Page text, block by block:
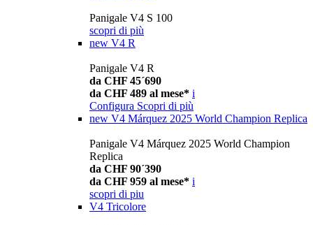
Panigale V4 S 100
scopri di più
new V4 R
Panigale V4 R
da CHF 45´690
da CHF 489 al mese* i
Configura Scopri di più
new V4 Márquez 2025 World Champion Replica
Panigale V4 Márquez 2025 World Champion
Replica
da CHF 90´390
da CHF 959 al mese* i
scopri di piu
V4 Tricolore